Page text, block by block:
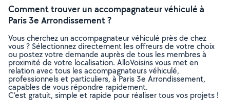
Comment trouver un accompagnateur véhiculé à
Paris 3e Arrondissement ?
Vous cherchez un accompagnateur véhiculé près de chez
vous ? Sélectionnez directement les offreurs de votre choix
ou postez votre demande auprès de tous les membres à
proximité de votre localisation. AlloVoisins vous met en
relation avec tous les accompagnateurs véhiculé,
professionnels et particuliers, à Paris 3e Arrondissement,
capables de vous répondre rapidement.
C’est gratuit, simple et rapide pour réaliser tous vos projets !